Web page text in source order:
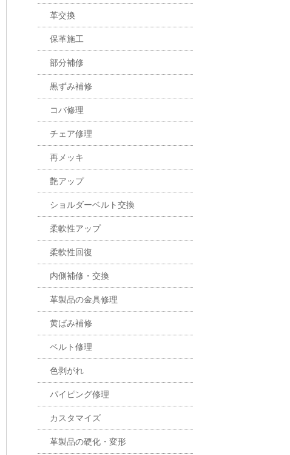
革交換
保革施工
部分補修
黒ずみ補修
コバ修理
チェア修理
再メッキ
艶アップ
ショルダーベルト交換
柔軟性アップ
柔軟性回復
内側補修・交換
革製品の金具修理
黄ばみ補修
ベルト修理
色剥がれ
パイピング修理
カスタマイズ
革製品の硬化・変形